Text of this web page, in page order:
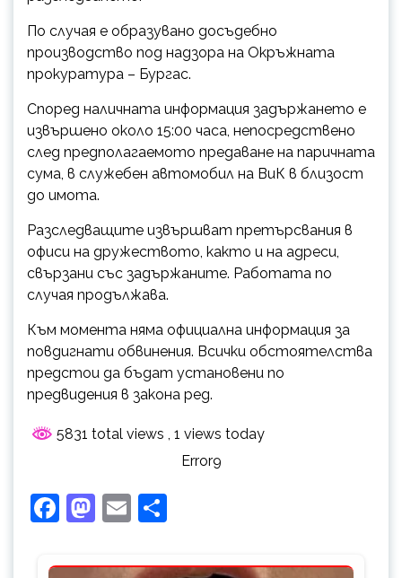
По случая е образувано досъдебно
производство под надзора на Окръжната
прокуратура – Бургас.
Според наличната информация задържането е
извършено около 15:00 часа, непосредствено
след предполагаемото предаване на паричната
сума, в служебен автомобил на ВиК в близост
до имота.
Разследващите извършват претърсвания в
офиси на дружеството, както и на адреси,
свързани със задържаните. Работата по
случая продължава.
Към момента няма официална информация за
повдигнати обвинения. Всички обстоятелства
предстои да бъдат установени по
предвидения в закона ред.
5831 total views , 1 views today
Error9
Facebook
Mastodon
Email